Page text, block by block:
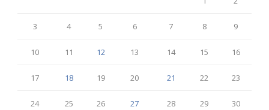
3 4 5 6 7 8 9
10 11 12 13 14 15 16
17 18 19 20 21 22 23
24 25 26 27 28 29 30